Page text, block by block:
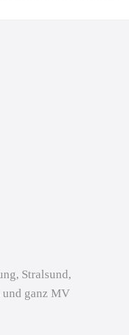
Stralsund,
und ganz MV